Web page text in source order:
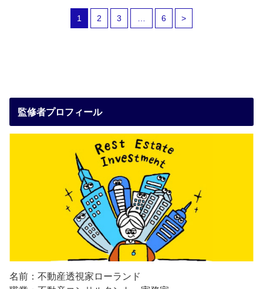
1 2 3 … 6 >
監修者プロフィール
名前：不動産透視家ローランド